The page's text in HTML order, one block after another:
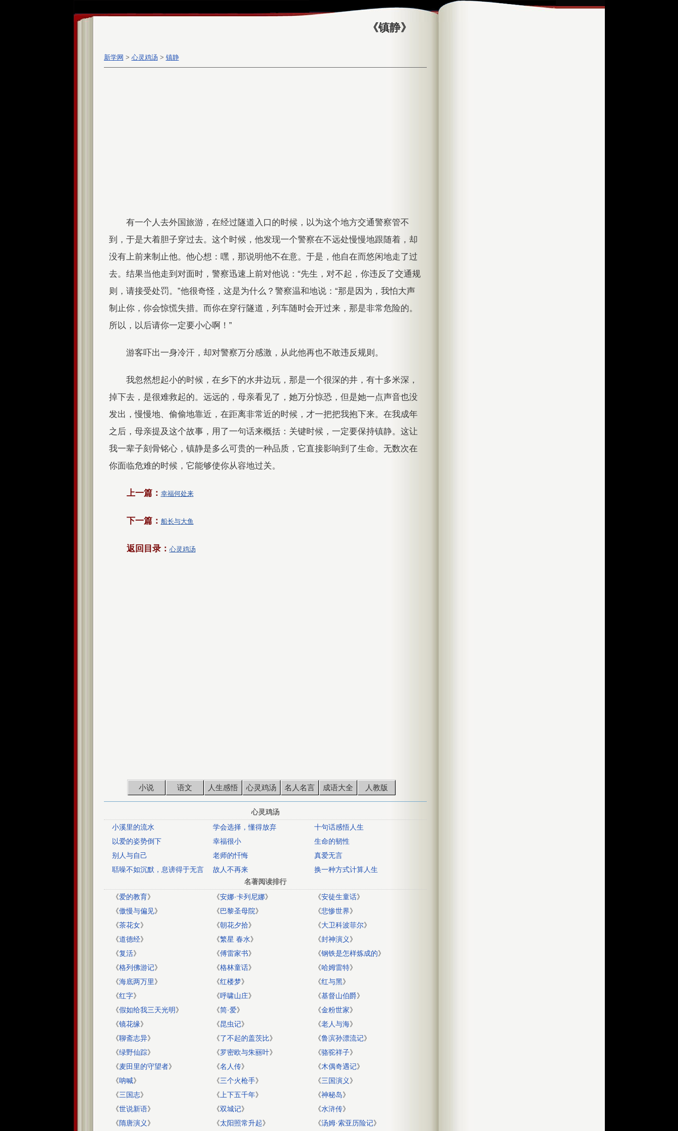
《镇静》
新学网 > 心灵鸡汤 > 镇静
有一个人去外国旅游，在经过隧道入口的时候，以为这个地方交通警察管不
到，于是大着胆子穿过去。这个时候，他发现一个警察在不远处慢慢地跟随着，却
没有上前来制止他。他心想：嘿，那说明他不在意。于是，他自在而悠闲地走了过
去。结果当他走到对面时，警察迅速上前对他说：“先生，对不起，你违反了交通规
则，请接受处罚。”他很奇怪，这是为什么？警察温和地说：“那是因为，我怕大声
制止你，你会惊慌失措。而你在穿行隧道，列车随时会开过来，那是非常危险的。
所以，以后请你一定要小心啊！”
游客吓出一身冷汗，却对警察万分感激，从此他再也不敢违反规则。
我忽然想起小的时候，在乡下的水井边玩，那是一个很深的井，有十多米深，
掉下去，是很难救起的。远远的，母亲看见了，她万分惊恐，但是她一点声音也没
发出，慢慢地、偷偷地靠近，在距离非常近的时候，才一把把我抱下来。在我成年
之后，母亲提及这个故事，用了一句话来概括：关键时候，一定要保持镇静。这让
我一辈子刻骨铭心，镇静是多么可贵的一种品质，它直接影响到了生命。无数次在
你面临危难的时候，它能够使你从容地过关。
上一篇： 幸福何处来
下一篇： 船长与大鱼
返回目录： 心灵鸡汤
小说 语文 人生感悟 心灵鸡汤 名人名言 成语大全 人教版
心灵鸡汤
小溪里的流水
学会选择，懂得放弃
十句话感悟人生
以爱的姿势倒下
幸福很小
生命的韧性
别人与自己
老师的忏悔
真爱无言
聒噪不如沉默，息谤得于无言
故人不再来
换一种方式计算人生
名著阅读排行
《爱的教育》 《安娜·卡列尼娜》 《安徒生童话》
《傲慢与偏见》 《巴黎圣母院》 《悲惨世界》
《茶花女》 《朝花夕拾》 《大卫科波菲尔》
《道德经》 《繁星 春水》 《封神演义》
《复活》 《傅雷家书》 《钢铁是怎样炼成的》
《格列佛游记》 《格林童话》 《哈姆雷特》
《海底两万里》 《红楼梦》 《红与黑》
《红字》 《呼啸山庄》 《基督山伯爵》
《假如给我三天光明》 《简·爱》 《金粉世家》
《镜花缘》 《昆虫记》 《老人与海》
《聊斋志异》 《了不起的盖茨比》 《鲁滨孙漂流记》
《绿野仙踪》 《罗密欧与朱丽叶》 《骆驼祥子》
《麦田里的守望者》 《名人传》 《木偶奇遇记》
《呐喊》 《三个火枪手》 《三国演义》
《三国志》 《 上下五千年》 《神秘岛》
《世说新语》 《双城记》 《水浒传》
《隋唐演义》 《太阳照常升起》 《汤姆·索亚历险记》